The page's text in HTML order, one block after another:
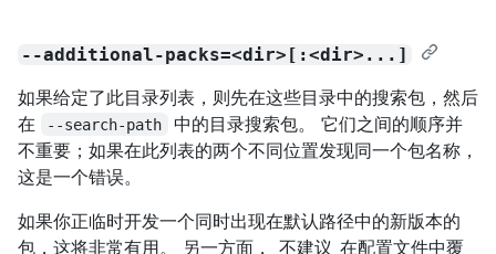
--additional-packs=<dir>[:<dir>...]
如果给定了此目录列表，则先在这些目录中的搜索包，然后
在
--search-path
中的目录搜索包。 它们之间的顺序并
不重要；如果在此列表的两个不同位置发现同一个包名称，
这是一个错误。
如果你正临时开发一个同时出现在默认路径中的新版本的
包，这将非常有用。 另一方面，_不建议_在配置文件中覆